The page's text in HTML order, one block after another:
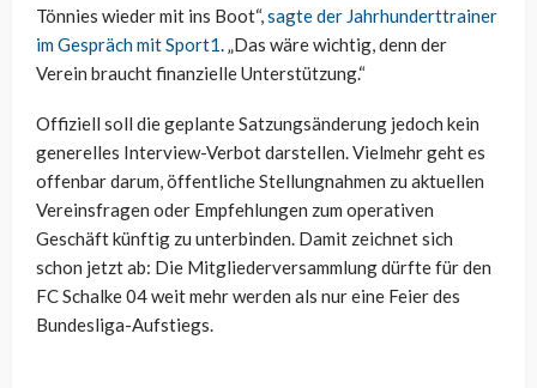
Tönnies wieder mit ins Boot“,sagte der Jahrhunderttrainer
im Gespräch mit Sport1. „Das wäre wichtig, denn der
Verein braucht finanzielle Unterstützung.“
Offiziell soll die geplante Satzungsänderung jedoch kein
generelles Interview-Verbot darstellen. Vielmehr geht es
offenbar darum, öffentliche Stellungnahmen zu aktuellen
Vereinsfragen oder Empfehlungen zum operativen
Geschäft künftig zu unterbinden. Damit zeichnet sich
schon jetzt ab: Die Mitgliederversammlung dürfte für den
FC Schalke 04 weit mehr werden als nur eine Feier des
Bundesliga-Aufstiegs.